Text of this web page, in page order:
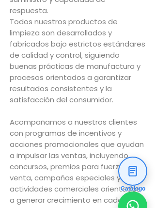
respuesta.
Todos nuestros productos de
limpieza son desarrollados y
fabricados bajo estrictos estándares
de calidad y control, siguiendo
buenas prácticas de manufactura y
procesos orientados a garantizar
resultados consistentes y la
satisfacción del consumidor.
Acompañamos a nuestros clientes
con programas de incentivos y
acciones promocionales que ayudan
a impulsar las ventas, incluyendo
concursos, premios para fuerzas de
venta, campañas especiales y
actividades comerciales orientadas
a generar crecimiento en cada zona.
Catálogo